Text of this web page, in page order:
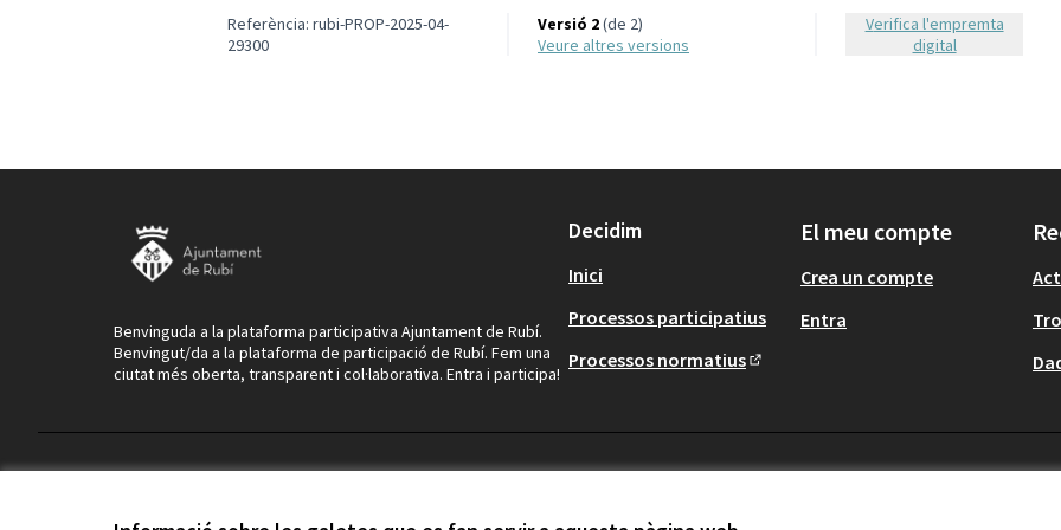
Referència: rubi-PROP-2025-04-
29300
Versió 2(de 2)
veure altres versions
Verifica l'empremta
digital
Benvinguda a la plataforma participativa Ajuntament de Rubí.
Benvingut/da a la plataforma de participació de Rubí. Fem una
ciutat més oberta, transparent i col·laborativa. Entra i participa!
Decidim
Inici
Processos participatius
Processos normatius
El meu compte
Crea un compte
Entra